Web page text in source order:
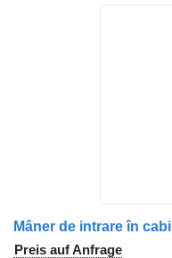
Preis auf Anfrage